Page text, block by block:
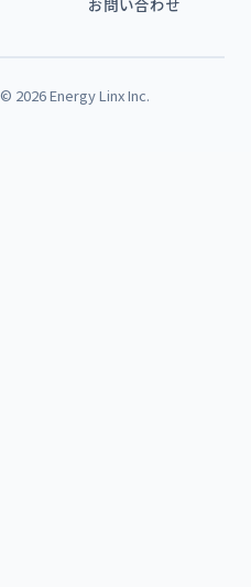
© 2026 Energy Linx Inc.